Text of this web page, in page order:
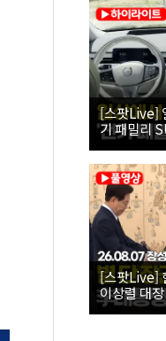
[스팟Live]
기 패밀리
[스팟Live]
이상렬 대
직접 수여